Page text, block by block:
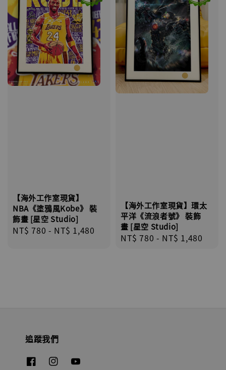
【海外工作室現貨】
NBA《塗鴉風Kobe》 裝
飾畫 [星空 Studio]
Regular
NT$ 780 - NT$ 1,480
【海外工作室現貨】環太
平洋《流浪者號》 裝飾
畫 [星空 Studio]
Regular
NT$ 780 - NT$ 1,480
追蹤我們